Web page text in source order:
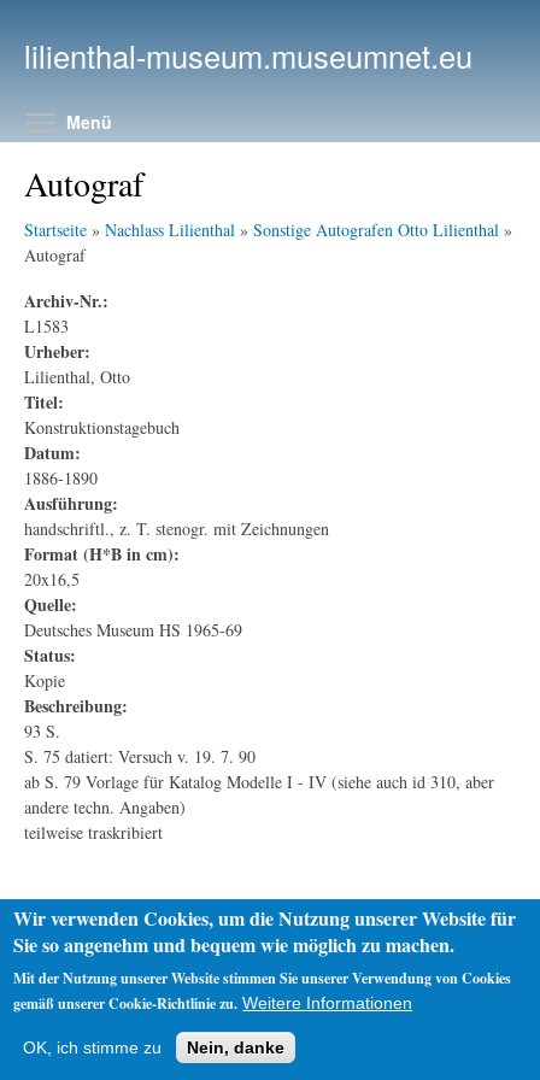
lilienthal-museum.museumnet.eu
Menü
Autograf
Startseite » Nachlass Lilienthal » Sonstige Autografen Otto Lilienthal »
Autograf
Archiv-Nr.:
L1583
Urheber:
Lilienthal, Otto
Titel:
Konstruktionstagebuch
Datum:
1886-1890
Ausführung:
handschriftl., z. T. stenogr. mit Zeichnungen
Format (H*B in cm):
20x16,5
Quelle:
Deutsches Museum HS 1965-69
Status:
Kopie
Beschreibung:
93 S.
S. 75 datiert: Versuch v. 19. 7. 90
ab S. 79 Vorlage für Katalog Modelle I - IV (siehe auch id 310, aber
andere techn. Angaben)
teilweise traskribiert
Impressum
Wir verwenden Cookies, um die Nutzung unserer Website für
Sie so angenehm und bequem wie möglich zu machen.
Mit der Nutzung unserer Website stimmen Sie unserer Verwendung von Cookies
gemäß unserer Cookie-Richtlinie zu. Weitere Informationen
OK, ich stimme zu Nein, danke